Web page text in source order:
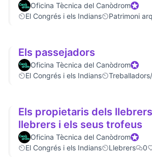
Oficina Tècnica del Canòdrom
El Congrés i els Indians
Patrimoni
Els passejadors
Oficina Tècnica del Canòdrom
El Congrés i els Indians
Els propietaris dels
llebrers i els seus trofeus
Oficina Tècnica del Canòdrom
El Congrés i els Indians
Llebrers 0